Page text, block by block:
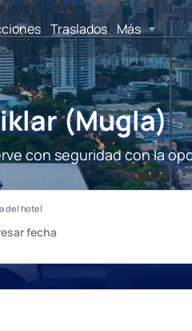
Traslados Más
(Mugla)
con seguridad con la